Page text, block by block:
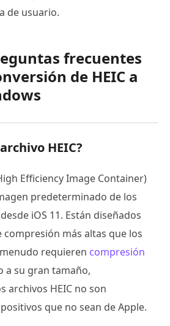
de usuario.
frecuentes
de HEIC a
HEIC?
Efficiency Image Container)
predeterminado de los
iOS 11. Están diseñados
más altas que los
menudo requieren compresión
a su gran tamaño,
archivos HEIC no son
que no sean de Apple.